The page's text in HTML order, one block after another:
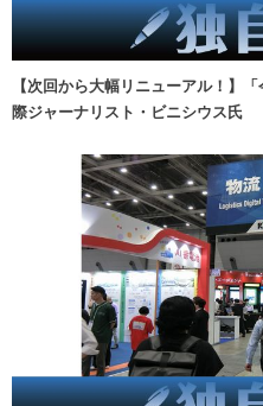
【次回から大幅リニューアル！】
際ジャーナリスト・ビニシウス氏